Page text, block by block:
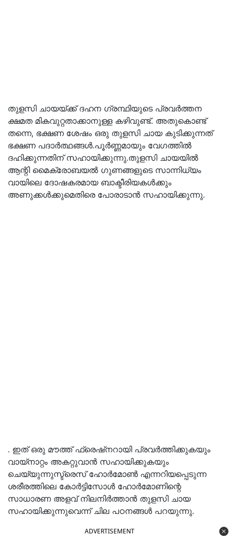
തുളസി ചായയ്ക്ക് ദഹന ഗ്രന്ഥിയുടെ പ്രവർത്തന
ക്ഷമത മികവുറ്റതാക്കാനുള്ള കഴിവുണ്ട്. അതുകൊണ്ട്
തന്നെ, ഭക്ഷണ ശേഷം ഒരു തുളസി ചായ കുടിക്കുന്നത്
ഭക്ഷണ പദാർത്ഥങ്ങൾ.പൂർണ്ണമായും വേഗത്തിൽ
ദഹിക്കുന്നതിന് സഹായിക്കുന്നു.തുളസി ചായയിൽ
ആന്റി മൈക്രോബയൽ ഗുണങ്ങളുടെ സാന്നിധ്യം
വായിലെ ദോഷകരമായ ബാക്ടീരിയകൾക്കും
അണുക്കൾക്കുമെതിരെ പോരാടാൻ സഹായിക്കുന്നു.
. ഇത് ഒരു മൗത്ത് ഫ്രെഷ്‌നറായി പ്രവർത്തിക്കുകയും
വായ്നാറ്റം അകറ്റുവാൻ സഹായിക്കുകയും
ചെയ്യുന്നുസ്ട്രെസ് ഹോർമോൺ എന്നറിയപ്പെടുന്ന
ശരീരത്തിലെ കോർട്ടിസോൾ ഹോർമോണിന്റെ
സാധാരണ അളവ് നിലനിർത്താൻ തുളസി ചായ
സഹായിക്കുന്നുവെന്ന് ചില പഠനങ്ങൾ പറയുന്നു.
ADVERTISEMENT